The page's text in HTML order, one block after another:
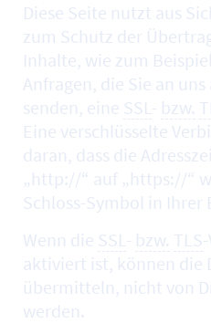
Diese Seite nutzt aus
zum Schutz der
Inhalte, wie zum
Anfragen, die Sie an
senden, eine SSL- bzw.
Eine verschlüsselte
daran, dass die
„http://“ auf „https://“
Schloss-Symbol in Ihrer
Wenn die SSL- bzw. TLS
aktiviert ist, können die
übermitteln, nicht von
werden.